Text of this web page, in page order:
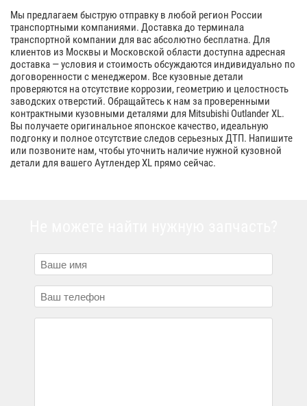
Мы предлагаем быструю отправку в любой регион России
транспортными компаниями. Доставка до терминала
транспортной компании для вас абсолютно бесплатна. Для
клиентов из Москвы и Московской области доступна адресная
доставка — условия и стоимость обсуждаются индивидуально по
договоренности с менеджером. Все кузовные детали
проверяются на отсутствие коррозии, геометрию и целостность
заводских отверстий. Обращайтесь к нам за проверенными
контрактными кузовными деталями для Mitsubishi Outlander XL.
Вы получаете оригинальное японское качество, идеальную
подгонку и полное отсутствие следов серьезных ДТП. Напишите
или позвоните нам, чтобы уточнить наличие нужной кузовной
детали для вашего Аутлендер XL прямо сейчас.